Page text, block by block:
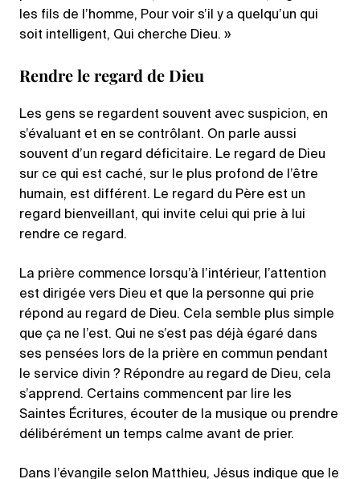
les fils de l’homme, Pour voir s’il y a quelqu’un qui
soit intelligent, Qui cherche Dieu. »
Rendre le regard de Dieu
Les gens se regardent souvent avec suspicion, en
s’évaluant et en se contrôlant. On parle aussi
souvent d’un regard déficitaire. Le regard de Dieu
sur ce qui est caché, sur le plus profond de l’être
humain, est différent. Le regard du Père est un
regard bienveillant, qui invite celui qui prie à lui
rendre ce regard.
La prière commence lorsqu’à l’intérieur, l’attention
est dirigée vers Dieu et que la personne qui prie
répond au regard de Dieu. Cela semble plus simple
que ça ne l’est. Qui ne s’est pas déjà égaré dans
ses pensées lors de la prière en commun pendant
le service divin ? Répondre au regard de Dieu, cela
s’apprend. Certains commencent par lire les
Saintes Écritures, écouter de la musique ou prendre
délibérément un temps calme avant de prier.
Dans l’évangile selon Matthieu, Jésus indique que le